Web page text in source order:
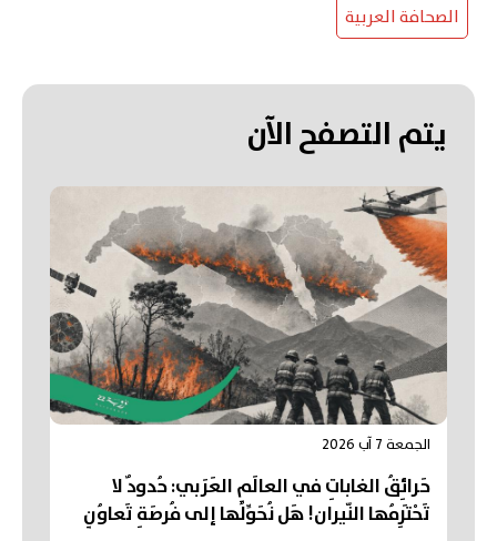
الصحافة العربية
يتم التصفح الآن
الجمعة 7 آب 2026
حَرائِقُ الغاباتِ في العالَمِ العَرَبي: حُدودٌ لا
تَحْتَرِمُها النّيران! هَل نُحَوِّلُها إلى فُرصَةِ تَعاوُنٍ